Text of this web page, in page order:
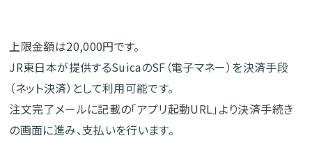
上限金額は20,000円です。
JR東日本が提供するSuicaのSF（電子マネー）を決済手段
（ネット決済）として利用可能です。
注文完了メールに記載の「アプリ起動URL」より決済手続き
の画面に進み、支払いを行います。